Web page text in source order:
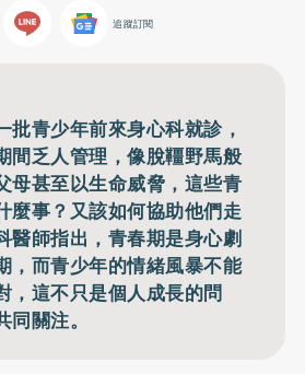
追蹤訂閱
批青少年前來身心科就診，
間乏人管理，像脫韁野馬般
母甚至以生命威脅，這些青
麼事？又該如何協助他們走
醫師指出，青春期是身心劇
，而青少年的情緒風暴不能
，這不只是個人成長的問
關注。